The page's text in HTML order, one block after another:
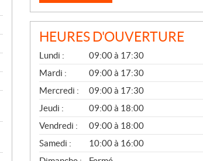
HEURES D'OUVERTURE
G
É
N
É
R
A
L
Lundi :
09:00 à 17:30
Mardi :
09:00 à 17:30
Mercredi :
09:00 à 17:30
Jeudi :
09:00 à 18:00
Vendredi :
09:00 à 18:00
Samedi :
10:00 à 16:00